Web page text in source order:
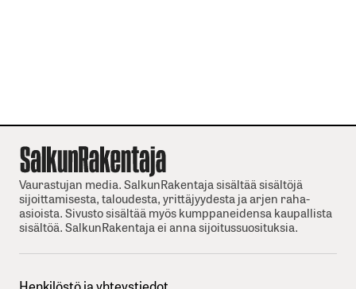
Vaurastujan media. SalkunRakentaja sisältää sisältöjä
sijoittamisesta, taloudesta, yrittäjyydesta ja arjen raha-
asioista. Sivusto sisältää myös kumppaneidensa kaupallista
sisältöä. SalkunRakentaja ei anna sijoitussuosituksia.